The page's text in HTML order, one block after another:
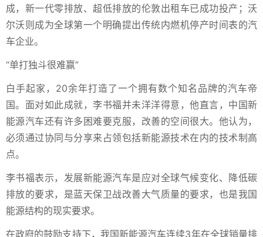
成，新一代零排放、超低排放的伦敦出租车已成功投产；沃
尔沃则成为全球第一个明确提出传统内燃机停产时间表的汽
车企业。
“单打独斗很难赢”
白手起家，20余年打造了一个拥有数个知名品牌的汽车帝
国。面对如此成就，李书福并未洋洋得意，他直言，中国新
能源汽车还有许多困难要克服，改善的空间很大。他认为，
必须通过协同与分享来占领包括新能源技术在内的技术制高
点。
李书福表示，发展新能源汽车是应对全球气候变化、降低碳
排放的要求，是蓝天保卫战改善大气质量的要求，也是我国
能源结构的现实要求。
在政府的鼓励支持下，我国新能源汽车连续3年在全球销量排